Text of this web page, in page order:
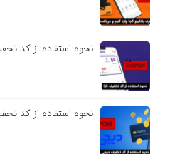
نحوه استفاده از کد
نحوه استفاده از کد